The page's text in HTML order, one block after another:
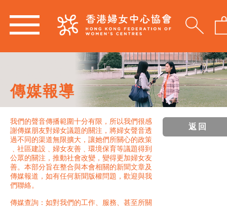
傳媒報導
我們的聲音傳播範圍十分有限，所以我們很感
謝傳媒朋友對婦女議題的關注，將婦女聲音透
過不同的渠道無限擴大，讓她們所關心的政策
﹑社區建設﹑婦女友善﹑環境保育等議題得到
公眾的關注，推動社會改變，變得更加婦女友
善。本部分旨在整合與本會相關的新聞文章及
傳媒報道，如有任何新聞版權問題，歡迎與我
們聯絡。
傳媒查詢：如對我們的工作、服務、甚至所關
返回